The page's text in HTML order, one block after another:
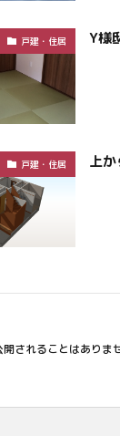
戸建・住居 Y様
戸建・住居 上
されることはありま